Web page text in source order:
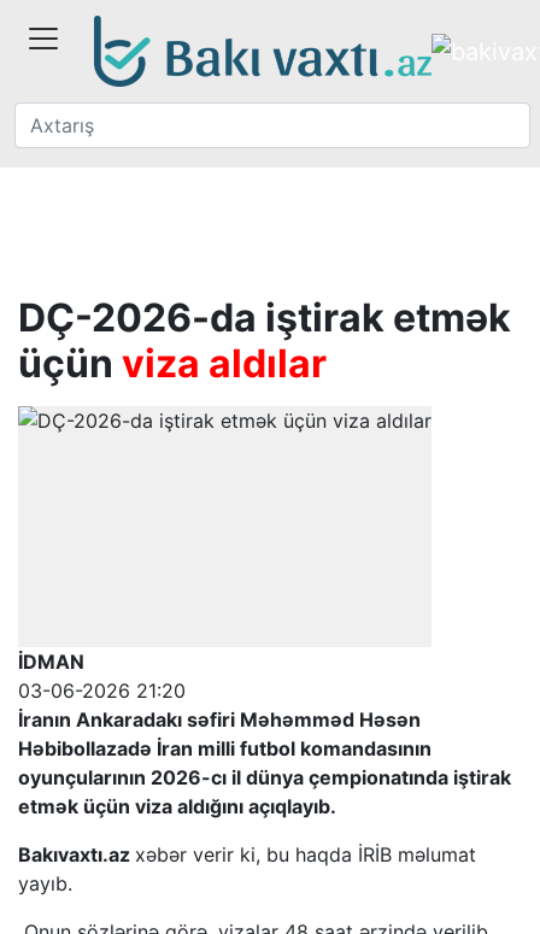
DÇ-2026-da iştirak etmək
üçün viza aldılar
İDMAN
03-06-2026 21:20
İranın Ankaradakı səfiri Məhəmməd Həsən
Həbibollazadə İran milli futbol komandasının
oyunçularının 2026-cı il dünya çempionatında iştirak
etmək üçün viza aldığını açıqlayıb.
Bakıvaxtı.az xəbər verir ki, bu haqda İRİB məlumat
yayıb.